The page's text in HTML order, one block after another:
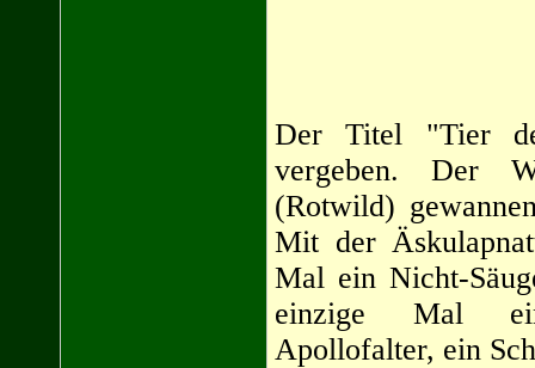
Der Titel "Tier
vergeben. Der
(Rotwild)
Mit der
Mal ein Nicht-
einzige Mal
Apollofalter, ein